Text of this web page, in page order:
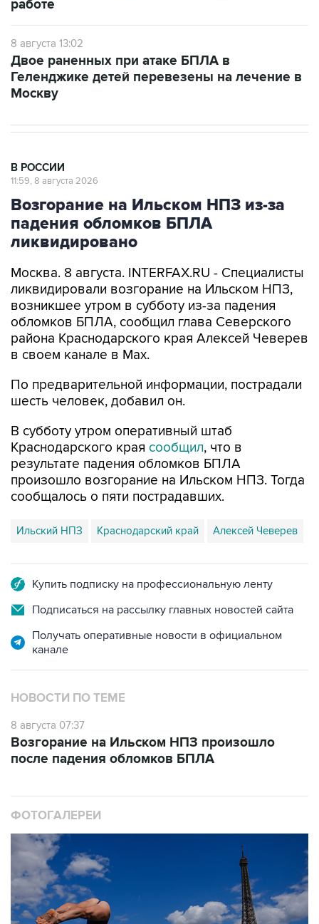
работе
8 августа 13:02
Двое раненных при атаке БПЛА в
Геленджике детей перевезены на лечение в
Москву
В РОССИИ
11:59, 8 августа 2026
Возгорание на Ильском НПЗ из-за
падения обломков БПЛА
ликвидировано
Москва. 8 августа. INTERFAX.RU - Специалисты
ликвидировали возгорание на Ильском НПЗ,
возникшее утром в субботу из-за падения
обломков БПЛА, сообщил глава Северского
района Краснодарского края Алексей Чеверев
в своем канале в Max.
По предварительной информации, пострадали
шесть человек, добавил он.
В субботу утром оперативный штаб
Краснодарского края сообщил, что в
результате падения обломков БПЛА
произошло возгорание на Ильском НПЗ. Тогда
сообщалось о пяти пострадавших.
Ильский НПЗ Краснодарский край Алексей Чеверев
Купить подписку на профессиональную ленту
Подписаться на рассылку главных новостей сайта
Получать оперативные новости в официальном
канале
НОВОСТИ ПО ТЕМЕ
8 августа 07:37
Возгорание на Ильском НПЗ произошло
после падения обломков БПЛА
ФОТОГАЛЕРЕИ